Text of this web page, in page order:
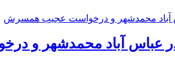
در عباس آباد محمدشهر و